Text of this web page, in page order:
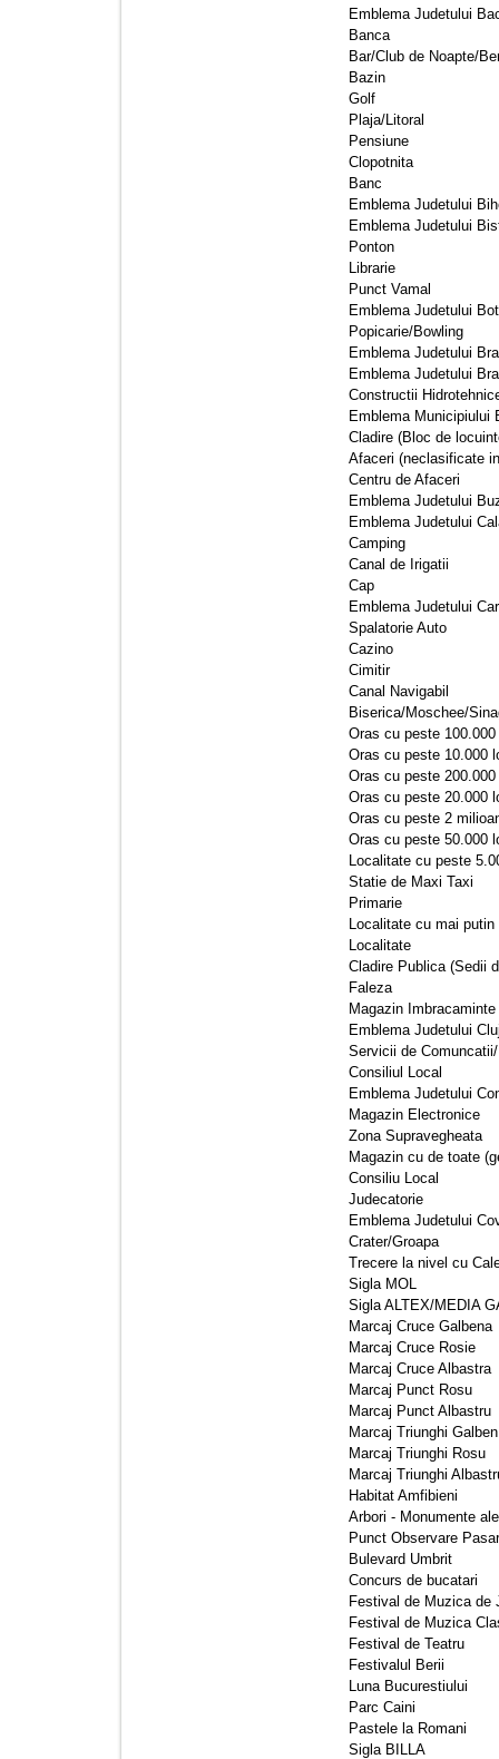
Emblema Judetului
Banca
Bar/Club de Noapte/
Bazin
Golf
Plaja/Litoral
Pensiune
Clopotnita
Banc
Emblema Judetului
Emblema Judetului
Ponton
Librarie
Punct Vamal
Emblema Judetului
Popicarie/Bowling
Emblema Judetului
Emblema Judetului
Constructii
Emblema Municipiului
Cladire (Bloc de
Afaceri (neclasificate
Centru de Afaceri
Emblema Judetului
Emblema Judetului
Camping
Canal de Irigatii
Cap
Emblema Judetului
Spalatorie Auto
Cazino
Cimitir
Canal Navigabil
Biserica/Moschee/
Oras cu peste
Oras cu peste 10.000
Oras cu peste
Oras cu peste 20.000
Oras cu peste 2
Oras cu peste 50.000
Localitate cu peste
Statie de Maxi Taxi
Primarie
Localitate cu mai
Localitate
Cladire Publica (Sedii
Faleza
Magazin Imbracaminte
Emblema Judetului
Servicii de
Consiliul Local
Emblema Judetului
Magazin Electronice
Zona Supravegheata
Magazin cu de toate
Consiliu Local
Judecatorie
Emblema Judetului
Crater/Groapa
Trecere la nivel cu
Sigla MOL
Sigla ALTEX/MEDIA
Marcaj Cruce Galbena
Marcaj Cruce Rosie
Marcaj Cruce Albastra
Marcaj Punct Rosu
Marcaj Punct Albastru
Marcaj Triunghi Galben
Marcaj Triunghi Rosu
Marcaj Triunghi
Habitat Amfibieni
Arbori - Monumente
Punct Observare
Bulevard Umbrit
Concurs de bucatari
Festival de Muzica de
Festival de Muzica
Festival de Teatru
Festivalul Berii
Luna Bucurestiului
Parc Caini
Pastele la Romani
Sigla BILLA